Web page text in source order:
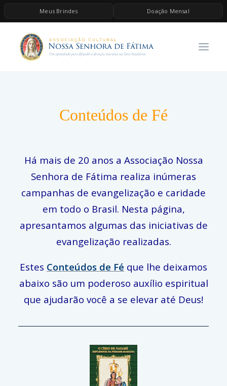
Meus Brindes Doação Mensal
HOME
A ASSOCIAÇÃO
AS MELHORES MÚSICAS CATÓLICAS
Conteúdos de Fé
Há mais de 20 anos a Associação Nossa
Senhora de Fátima realiza inúmeras
campanhas de evangelização e caridade
em todo o Brasil. Nesta página,
apresantamos algumas das iniciativas de
evangelização realizadas.
Estes Conteúdos de Fé que lhe deixamos
abaixo são um poderoso auxílio espiritual
que ajudarão você a se elevar até Deus!